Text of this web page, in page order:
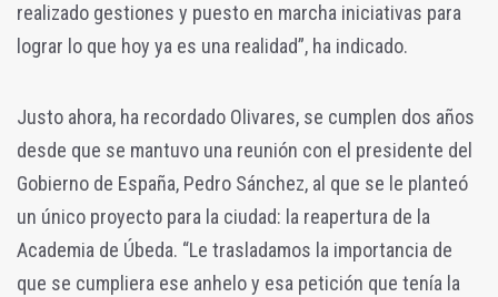
realizado gestiones y puesto en marcha iniciativas para
lograr lo que hoy ya es una realidad”, ha indicado.
Justo ahora, ha recordado Olivares, se cumplen dos años
desde que se mantuvo una reunión con el presidente del
Gobierno de España, Pedro Sánchez, al que se le planteó
un único proyecto para la ciudad: la reapertura de la
Academia de Úbeda. “Le trasladamos la importancia de
que se cumpliera ese anhelo y esa petición que tenía la